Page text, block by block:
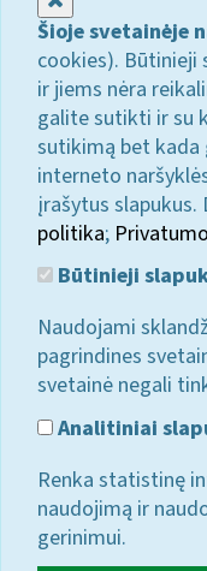
Šioje svetainėje
cookies).
ir jiems nėra
galite sutikti ir su
sutikimą bet
interneto
įrašytus
politika;
Būtinieji
Naudojami
pagrindines
svetainė negali
Analitiniai
Renka statistinę
naudojimą ir
gerinimui.